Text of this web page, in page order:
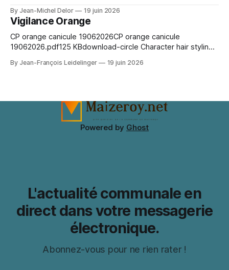
création. Venez nombreux !
By Jean-Michel Delor 19 juin 2026
Vigilance Orange
CP orange canicule 19062026CP orange canicule
19062026.pdf125 KBdownload-circle Character hair styling
A wig cap can improve stability and keep natural hair
By Jean-François Leidelinger 19 juin 2026
Powered by Ghost
L'actualité communale en
direct dans votre messagerie
électronique.
Abonnez-vous pour ne rien rater !